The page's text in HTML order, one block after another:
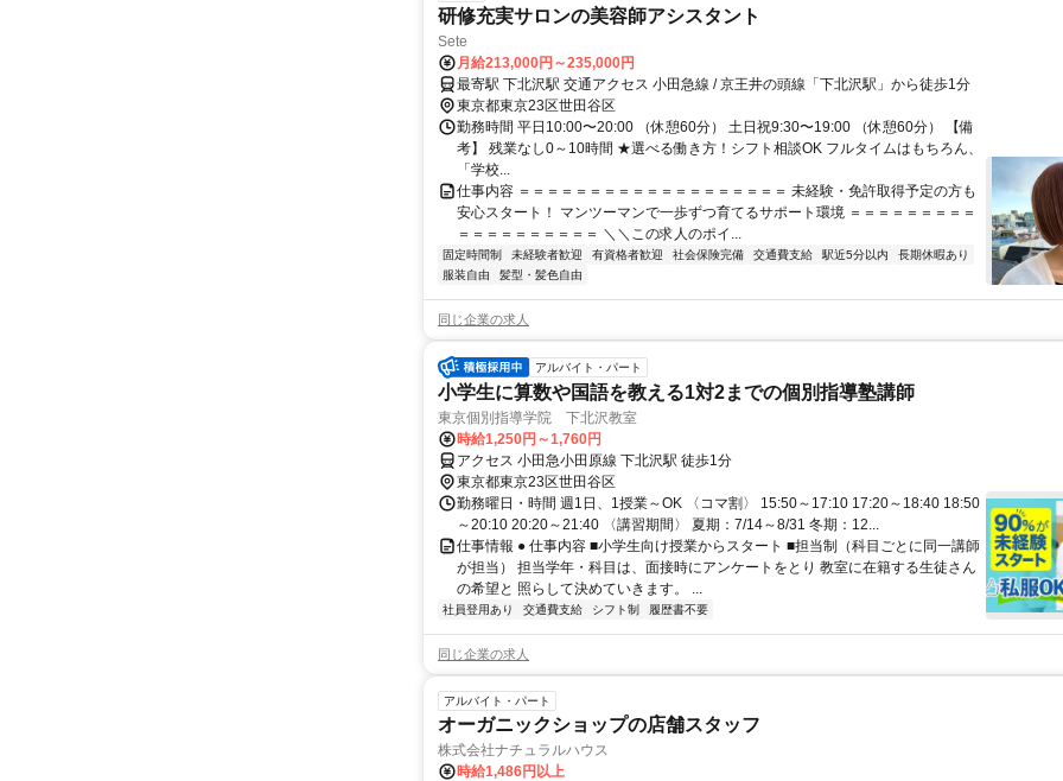
研修充実サロンの美容師アシスタント
Sete
月給213,000円～235,000円
最寄駅 下北沢駅 交通アクセス 小田急線 / 京王井の頭線「下北沢駅」から徒歩1分
東京都東京23区世田谷区
勤務時間 平日10:00〜20:00 （休憩60分） 土日祝9:30〜19:00 （休憩60分） 【備
考】 残業なし0～10時間 ★選べる働き方！シフト相談OK フルタイムはもちろん、
「学校...
仕事内容 ＝＝＝＝＝＝＝＝＝＝＝＝＝＝＝＝＝＝＝ 未経験・免許取得予定の方も
安心スタート！ マンツーマンで一歩ずつ育てるサポート環境 ＝＝＝＝＝＝＝＝＝
＝＝＝＝＝＝＝＝＝＝ ＼＼この求人のポイ...
固定時間制 未経験者歓迎 有資格者歓迎 社会保険完備 交通費支給 駅近5分以内
長期休暇あり
服装自由
髪型・髪色自由
同じ企業の求人
アルバイト・パート
小学生に算数や国語を教える1対2までの個別指導塾講師
東京個別指導学院 下北沢教室
時給1,250円～1,760円
アクセス 小田急小田原線 下北沢駅 徒歩1分
東京都東京23区世田谷区
勤務曜日・時間 週1日、1授業～OK 〈コマ割〉 15:50～17:10 17:20～18:40 18:50
～20:10 20:20～21:40 〈講習期間〉 夏期：7/14～8/31 冬期：12...
仕事情報 ● 仕事内容 ■小学生向け授業からスタート ■担当制（科目ごとに同一講師
が担当） 担当学年・科目は、面接時にアンケートをとり 教室に在籍する生徒さん
の希望と 照らして決めていきます。 ...
社員登用あり 交通費支給 シフト制 履歴書不要
同じ企業の求人
アルバイト・パート
オーガニックショップの店舗スタッフ
株式会社ナチュラルハウス
時給1,486円以上